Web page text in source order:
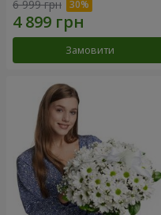
6 999 грн
Замовити